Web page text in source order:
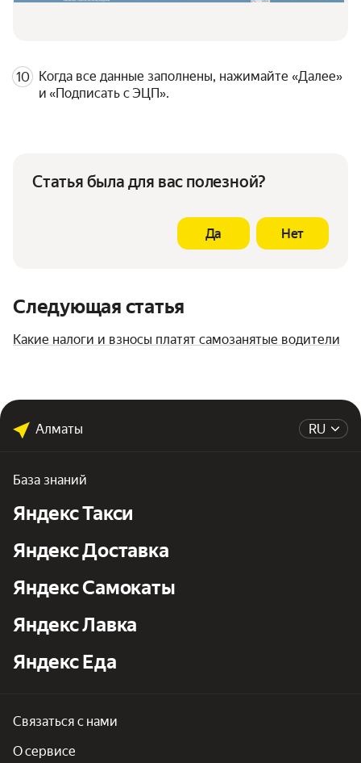
Когда все данные заполнены, нажимайте «Далее»
и «Подписать с ЭЦП».
Статья была для вас полезной?
Да Нет
Следующая статья
Какие налоги и взносы платят самозанятые водители
RU
Алматы
База знаний
Яндекс Такси
Яндекс Доставка
Яндекс Самокаты
Яндекс Лавка
Яндекс Еда
Связаться с нами
О сервисе